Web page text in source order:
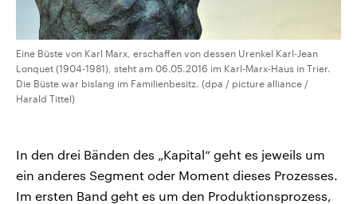
Eine Büste von Karl Marx, erschaffen von dessen Urenkel Karl-Jean
Lonquet (1904-1981), steht am 06.05.2016 im Karl-Marx-Haus in Trier.
Die Büste war bislang im Familienbesitz. (dpa / picture alliance /
Harald Tittel)
In den drei Bänden des „Kapital“ geht es jeweils um
ein anderes Segment oder Moment dieses Prozesses.
Im ersten Band geht es um den Produktionsprozess,